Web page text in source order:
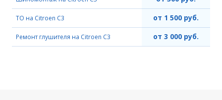
ТО на Citroen C3 от 1 500 руб.
Ремонт глушителя на Citroen C3 от 3 000 руб.